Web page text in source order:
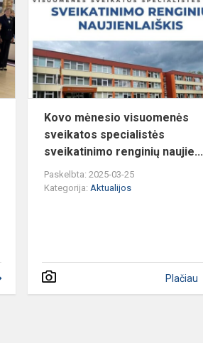
MOKINIAI
ŠIAULIŲ
MIESTO
SAVIVALDYBĖJE
Kovo mėnesio visuomenės
sveikatos specialistės
sveikatinimo renginių naujie...
Paskelbta: 2025-03-25
Kategorija:Aktualijos
Plačiau